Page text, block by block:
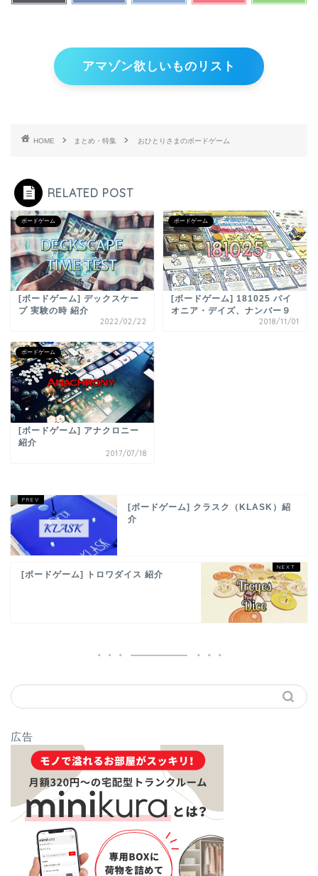
アマゾン欲しいものリスト
HOME まとめ・特集 おひとりさまのボードゲーム
RELATED POST
ボードゲーム
[ボードゲーム] デックスケー
プ 実験の時 紹介
2022/02/22
ボードゲーム
[ボードゲーム] 181025 パイ
オニア・デイズ、ナンバー９
2018/11/01
ボードゲーム
[ボードゲーム] アナクロニー
紹介
2017/07/18
[ボードゲーム] クラスク（KLASK）紹
介
[ボードゲーム] トロワダイス 紹介
広告